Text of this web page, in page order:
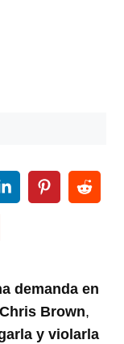
demanda en
Brown,
y violarla